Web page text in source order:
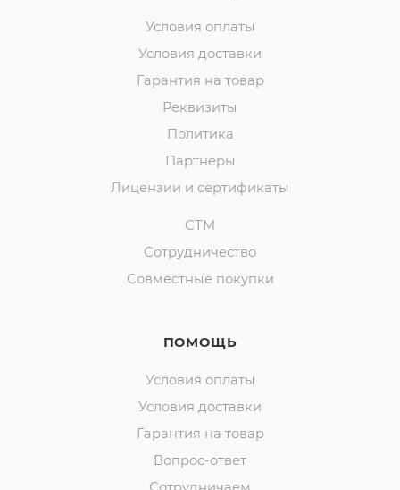
Условия оплаты
Условия доставки
Гарантия на товар
Реквизиты
Политика
Партнеры
Лицензии и сертификаты
СТМ
Сотрудничество
Совместные покупки
ПОМОЩЬ
Условия оплаты
Условия доставки
Гарантия на товар
Вопрос-ответ